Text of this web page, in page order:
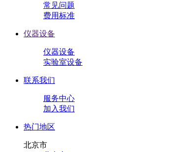
常见问题
费用标准
仪器设备
仪器设备
实验室设备
联系我们
服务中心
加入我们
热门地区
北京市